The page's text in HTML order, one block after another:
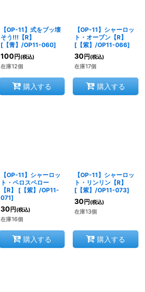
【OP-11】式をブッ壊
そう!!!【R】
[【青】/OP11-060]
100 円 (税込)
在庫12個
購入する
【OP-11】シャーロッ
ト・オーブン【R】
[【紫】/OP11-066]
30 円 (税込)
在庫17個
購入する
【OP-11】シャーロッ
ト・ペロスペロー
【R】
[【紫】/OP11-
071]
30 円 (税込)
在庫16個
購入する
【OP-11】シャーロッ
ト・リンリン【R】
[【紫】/OP11-073]
30 円 (税込)
在庫13個
購入する